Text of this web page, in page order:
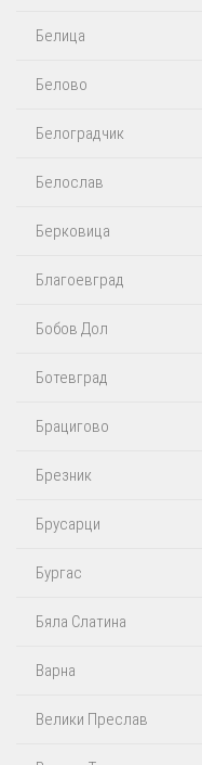
Белица
Белово
Белоградчик
Белослав
Берковица
Благоевград
Бобов Дол
Ботевград
Брацигово
Брезник
Брусарци
Бургас
Бяла Слатина
Варна
Велики Преслав